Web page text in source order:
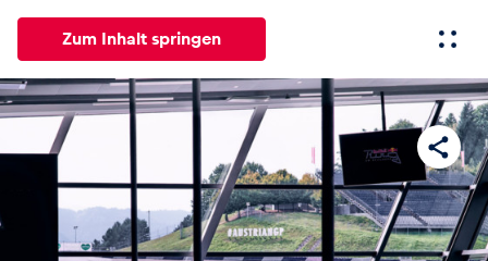
Zum Inhalt springen
Alle
News
Alle anzeigen